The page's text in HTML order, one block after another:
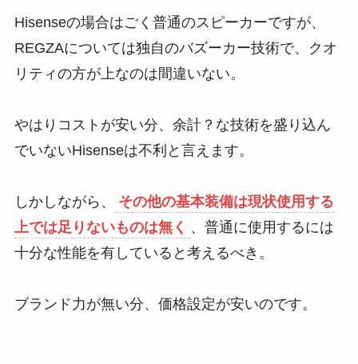
Hisenseの場合はごく普通のスピーカーですが、
REGZAについては独自のバズーカー技術で、クオ
リティの方が上なのは間違いない。
やはりコストが安い分、余計？な技術を盛り込ん
でいないHisenseは不利と言えます。
しかしながら、
その他の基本装備は現状使用する
上では足りないものは無く 、普通に使用するには
十分な性能を有していると考えるべき。
ブランド力が無い分、価格設定が安いのです。